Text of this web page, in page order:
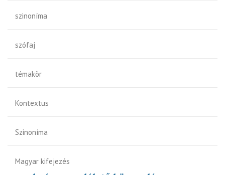
szinoníma
szófaj
témakör
Kontextus
Szinoníma
Magyar kifejezés